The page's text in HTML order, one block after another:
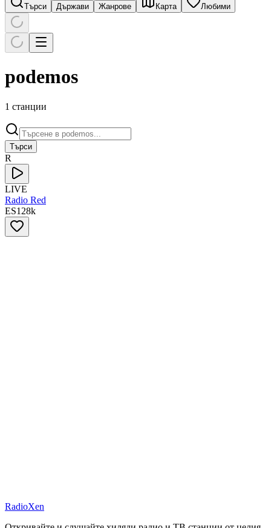
Търси Държави Жанрове Карта Любими
podemos
1 станции
Търси
R
LIVE
Radio Red
ES128k
RadioXen